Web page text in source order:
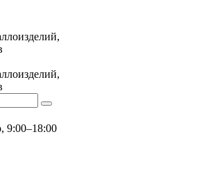
9:00–18:00